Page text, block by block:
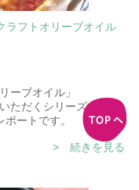
ラフトオリーブオイル
ーブオイル」
ただくシリーズ。
ートです。
> 続きを見る